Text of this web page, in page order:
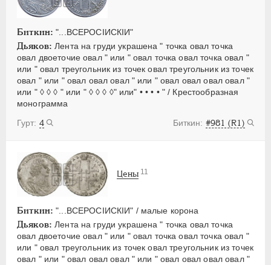
Биткин: "...ВСЕРОСIИСКIИ"
Дьяков: Лента на груди украшена " точка овал точка
овал двоеточие овал " или " овал точка овал точка овал "
или " овал треугольник из точек овал треугольник из точек
овал " или " овал овал овал " или " овал овал овал овал "
или " ◊ ◊ ◊ " или " ◊ ◊ ◊ ◊" или" • • • • " / Крестообразная
монограмма
4
#981 (R1)
Биткин: "...ВСЕРОСIИСКIИ" / малые корона
Дьяков: Лента на груди украшена " точка овал точка
овал двоеточие овал " или " овал точка овал точка овал "
или " овал треугольник из точек овал треугольник из точек
овал " или " овал овал овал " или " овал овал овал овал "
Цены 11